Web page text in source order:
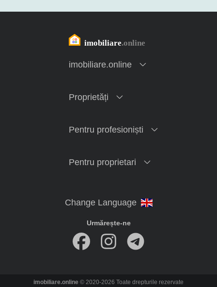
imobiliare.online
Proprietăți
Pentru profesioniști
Pentru proprietari
Urmărește-ne
imobiliare.online © 2020-2026 Toate drepturile rezervate